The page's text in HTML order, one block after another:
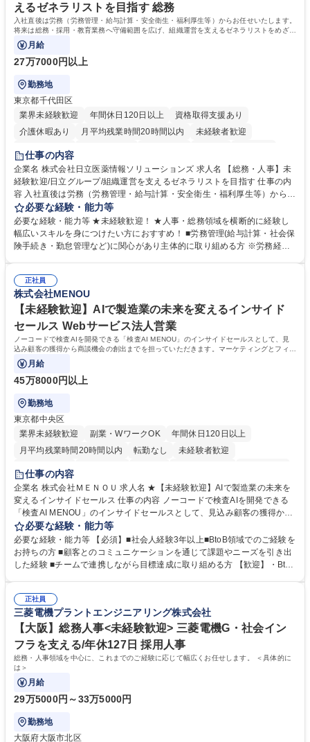
務の持ち帰りも禁止されており、メリハリのある働き方となります。 学
歴・資格 学歴：大学院 大学 高専 短大 語学力： 資格：
えるゼネラリストを目指す 総務
入社直後は労務（労務管理・給与計算・安全衛生・福利厚生等）からお任せいたします。
将来は総務・採用・教育業務へ守備範囲を広げ、組織運営を支えるゼネラリストをめざせ
ます。
月給
27万7000円以上
勤務地
東京都千代田区
業界未経験歓迎
年間休日120日以上
資格取得支援あり
介護休暇あり
月平均残業時間20時間以内
未経験者歓迎
住宅手当あり
育休あり
完全週休2日制 交通費支給 土日祝休み 寮・社宅あり
仕事の内容
企業名 株式会社日立医薬情報ソリューションズ 求人名 【総務・人事】未
経験歓迎/日立グループ/組織運営を支えるゼネラリストを目指す 仕事の内
容 入社直後は労務（労務管理・給与計算・安全衛生・福利厚生等）からお
任せいたします。将来は総務・採用・教育業務へ守備範囲を広げ、組織運
営を支えるゼネラリストをめざせます。 ・初期業務：労働時間管理、給与
計算、社会保険対応、福利厚生管理、安全衛生、健康経営推進等をお任せ
します。ご経験に応じて、休職者管理など、幅広く経験を積んでいただき
幅広く経験を積みたい意欲がある方に最適な環境です。 募集職種 【総
務・人事】未経験歓迎/日立グループ/組織運営を支えるゼネラリストを目
指す
必要な経験・能力等
必要な経験・能力等 ★未経験歓迎！ ★人事・総務領域を横断的に経験し
幅広いスキルを身につけたい方におすすめ！ ■労務管理(給与計算・社会保
険手続き・勤怠管理など)に関心があり主体的に取り組める方 ※労務経験
のご経験 ■労務管理（給与計算・社会保険手続き・勤怠管理など）の経験
■衛生管理者の資格をお持ちの方 学歴・資格 学歴：大学院 大学 高専 短大
専修学校 高校 語学力： 資格：
正社員
株式会社MENOU
【未経験歓迎】AIで製造業の未来を変えるインサイド
セールス Webサービス法人営業
ノーコードで検査AIを開発できる「検査AI MENOU」のインサイドセールスとして、見
込み顧客の獲得から商談機会の創出までを担っていただきます。マーケティングとフィー
ルドセールスをつなぐ役割として、
月給
45万8000円以上
勤務地
東京都中央区
業界未経験歓迎
副業・WワークOK
年間休日120日以上
月平均残業時間20時間以内
転勤なし
未経験者歓迎
時短勤務あり
駅近5分以内
土日祝休み 服装自由
仕事の内容
企業名 株式会社ＭＥＮＯＵ 求人名 ★【未経験歓迎】AIで製造業の未来を
変えるインサイドセールス 仕事の内容 ノーコードで検査AIを開発できる
「検査AI MENOU」のインサイドセールスとして、見込み顧客の獲得から
商談機会の創出までを担っていただきます。マーケティングとフィールド
セールスをつなぐ役割として、 適切なタイミングで顧客とコミュニケーシ
ョンを取りながら、受注につながる商談機会の最大化を目指します。 【具
体的な仕事内容】 リードへの電話・メールによるアプローチ/リードナー
実行/フィールドセールスへの案件連携 募集職種 ★【未経験歓迎】AIで製
造業の未来を変えるインサイドセールス
必要な経験・能力等
必要な経験・能力等 【必須】■社会人経験3年以上■BtoB領域でのご経験を
お持ちの方 ■顧客とのコミュニケーションを通じて課題やニーズを引き出
した経験 ■チームで連携しながら目標達成に取り組める方 【歓迎】・BtoB
企画・実行経験 ・CRM・リードナーチャリングに関する知見 ・データを
もとに営業プロセスを改善した経験 学歴・資格 学歴：大学院 大学 高専 短
大 専修学校 高校 語学力： 資格：
正社員
三菱電機プラントエンジニアリング株式会社
【大阪】総務人事<未経験歓迎> 三菱電機G・社会イン
フラを支える/年休127日 採用人事
総務・人事領域を中心に、これまでのご経験に応じて幅広くお任せします。 ＜具体的に
は＞
月給
29万5000円～33万5000円
勤務地
大阪府大阪市北区